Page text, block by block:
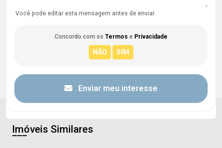
Você pode editar esta mensagem antes de enviar.
Concordo com os Termos e Privacidade
Enviar meu interesse
Imóveis Similares